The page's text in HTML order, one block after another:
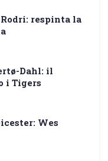
respinta la
Dahl: il
i Tigers
Wes